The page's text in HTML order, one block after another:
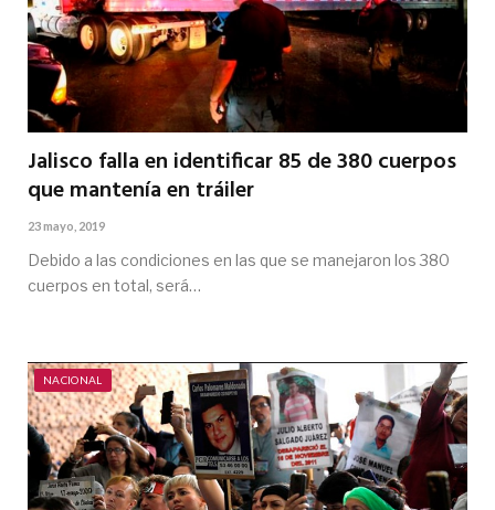
Jalisco falla en identificar 85 de 380 cuerpos
que mantenía en tráiler
23 mayo, 2019
Debido a las condiciones en las que se manejaron los 380
cuerpos en total, será…
NACIONAL